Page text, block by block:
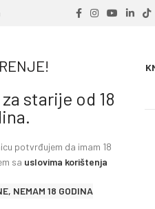
starije od 18
potvrđujem da imam 18
sa uslovima korištenja
NEMAM 18 GODINA
STR-9 MC optic ready